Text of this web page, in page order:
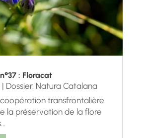
: Floracat
| Dossier, Natura Catalana
coopération transfrontalière
la préservation de la flore